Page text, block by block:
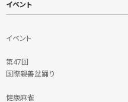
イベント
イベント
第47回
国際親善盆踊り
健康麻雀